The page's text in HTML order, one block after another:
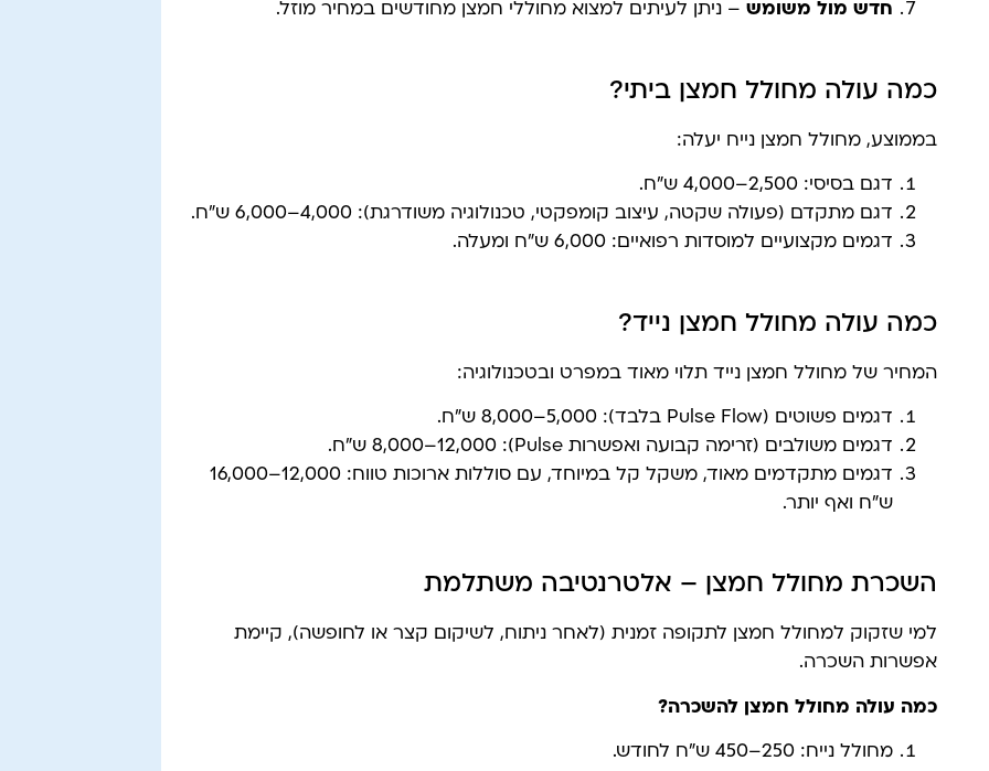
חדש מול משומש – ניתן לעיתים למצוא מחוללי חמצן מחודשים במחיר מוזל.
כמה עולה מחולל חמצן ביתי?
בממוצע, מחולל חמצן נייח יעלה:
דגם בסיסי: 2,500–4,000 ש"ח.
דגם מתקדם (פעולה שקטה, עיצוב קומפקטי, טכנולוגיה משודרגת): 4,000–6,000 ש"ח.
דגמים מקצועיים למוסדות רפואיים: 6,000 ש"ח ומעלה.
כמה עולה מחולל חמצן נייד?
המחיר של מחולל חמצן נייד תלוי מאוד במפרט ובטכנולוגיה:
דגמים פשוטים (Pulse Flow בלבד): 5,000–8,000 ש"ח.
דגמים משולבים (זרימה קבועה ואפשרות Pulse): 8,000–12,000 ש"ח.
דגמים מתקדמים מאוד, משקל קל במיוחד, עם סוללות ארוכות טווח: 12,000–16,000
ש"ח ואף יותר.
השכרת מחולל חמצן – אלטרנטיבה משתלמת
למי שזקוק למחולל חמצן לתקופה זמנית (לאחר ניתוח, לשיקום קצר או לחופשה), קיימת
אפשרות השכרה.
כמה עולה מחולל חמצן להשכרה?
מחולל נייח: 250–450 ש"ח לחודש.